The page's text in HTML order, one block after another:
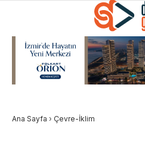
Ana Sayfa › Çevre-İklim